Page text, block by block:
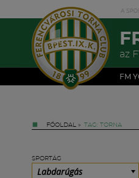
az
FM
FŐOLDAL » TAG: TORNA
SPORTÁG
Labdarúgás